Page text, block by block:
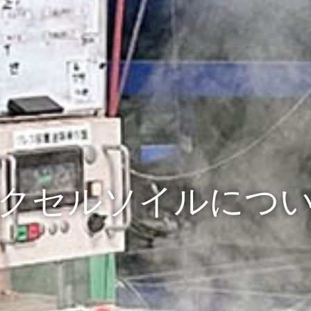
セルソイルにつ